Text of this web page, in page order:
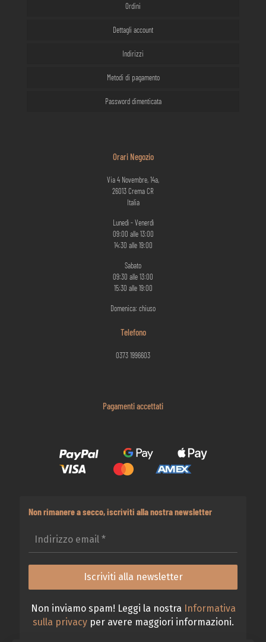
Ordini
Dettagli account
Indirizzi
Metodi di pagamento
Password dimenticata
Orari Negozio
Via 4 Novembre, 14a,
26013 Crema CR
Italia
Lunedì - Venerdì
09:00 alle 13:00
14:30 alle 19:00
Sabato
09:30 alle 13:00
15:30 alle 19:00
Domenica: chiuso
Telefono
0373 1996603
Pagamenti accettati
Non rimanere a secco, iscriviti alla nostra newsletter
Non inviamo spam! Leggi la nostra Informativa
sulla privacyper avere maggiori informazioni.